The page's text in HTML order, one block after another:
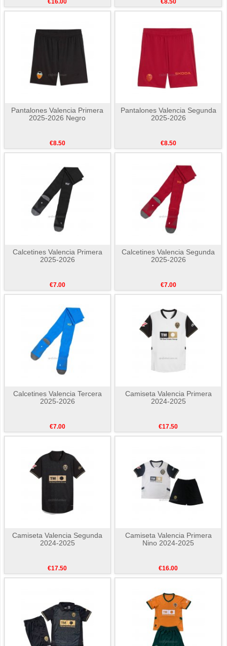
Pantalones Valencia Primera
2025-2026 Negro
€8.50
Pantalones Valencia Segunda
2025-2026
€8.50
Calcetines Valencia Primera
2025-2026
€7.00
Calcetines Valencia Segunda
2025-2026
€7.00
Calcetines Valencia Tercera
2025-2026
€7.00
Camiseta Valencia Primera
2024-2025
€17.50
Camiseta Valencia Segunda
2024-2025
€17.50
Camiseta Valencia Primera
Nino 2024-2025
€16.00